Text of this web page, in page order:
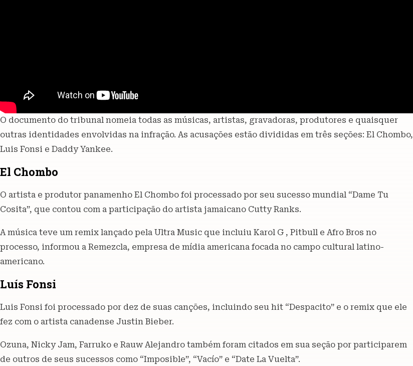
O documento do tribunal nomeia todas as músicas, artistas, gravadoras, produtores e quaisquer
outras identidades envolvidas na infração. As acusações estão divididas em três seções: El Chombo,
Luis Fonsi e Daddy Yankee.
El Chombo
O artista e produtor panamenho El Chombo foi processado por seu sucesso mundial “Dame Tu
Cosita”, que contou com a participação do artista jamaicano Cutty Ranks.
A música teve um remix lançado pela Ultra Music que incluiu Karol G , Pitbull e Afro Bros no
processo, informou a Remezcla, empresa de mídia americana focada no campo cultural latino-
americano.
Luís Fonsi
Luis Fonsi foi processado por dez de suas canções, incluindo seu hit “Despacito” e o remix que ele
fez com o artista canadense Justin Bieber.
Ozuna, Nicky Jam, Farruko e Rauw Alejandro também foram citados em sua seção por participarem
de outros de seus sucessos como “Imposible”, “Vacío” e “Date La Vuelta”.